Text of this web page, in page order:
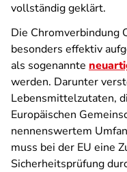
vollständig geklärt.
Die Chromverbindung
besonders effektiv
als sogenannte
werden. Darunter
Lebensmittelzutaten,
Europäischen
nennenswertem
muss bei der EU eine
Sicherheitsprüfung